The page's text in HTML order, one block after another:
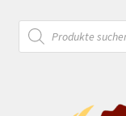
Products
search